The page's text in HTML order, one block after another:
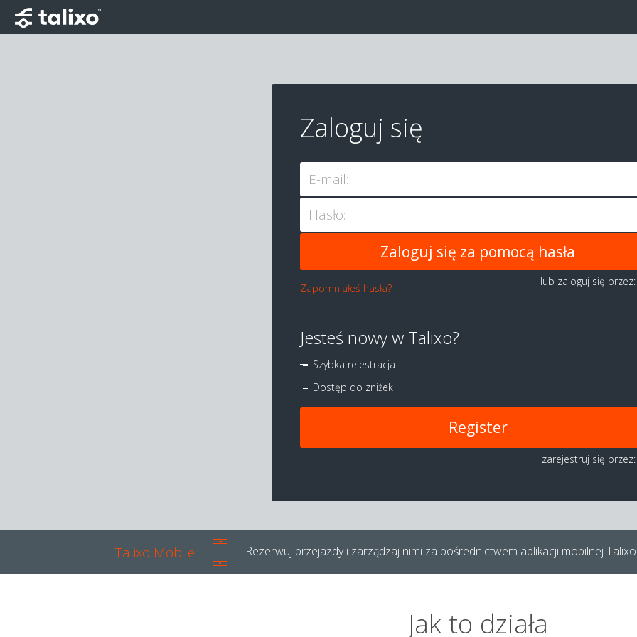
Zaloguj się
E-mail:
Hasło:
Zapomniałeś hasła?
lub zaloguj się
Jesteś nowy w Talixo?
Szybka rejestracja
Dostęp do zniżek
Register
zarejestruj się przez:
Talixo Mobile Rezerwuj przejazdy i zarządzaj nimi za pośrednictwem aplikacji mobilnej
Jak to działa